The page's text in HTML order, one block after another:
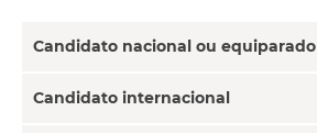
Candidato nacional ou equiparado
Candidato internacional